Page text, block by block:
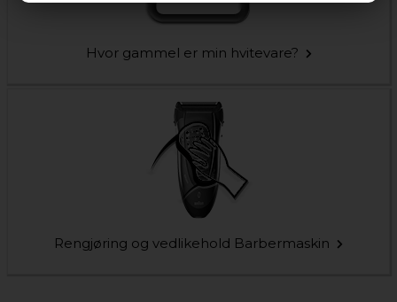
Hvor gammel er min hvitevare?
Rengjøring og vedlikehold Barbermaskin